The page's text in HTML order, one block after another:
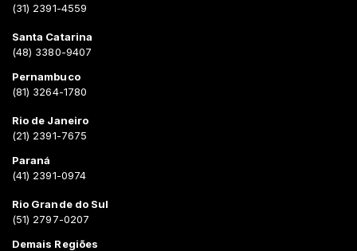
(31) 2391-4559
Santa Catarina
(48) 3380-9407
Pernambuco
(81) 3264-1780
Rio de Janeiro
(21) 2391-7675
Paraná
(41) 2391-0974
Rio Grande do Sul
(51) 2797-0207
Demais Regiões